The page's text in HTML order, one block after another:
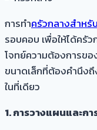
การทำครัวกลางสำหรั
รอบคอบ เพื่อให้ได้ครั
โจทย์ความต้องการขอ
ขนาดเล็กที่ต้องคำนึง
ในที่เดียว
1. การวางแผนและก